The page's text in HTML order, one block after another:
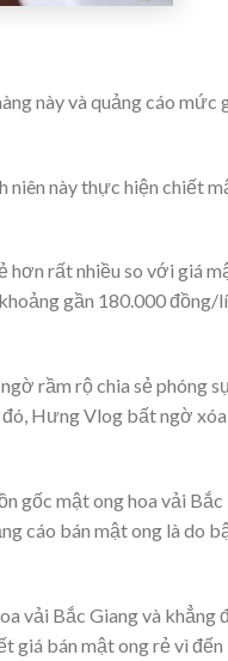
này và quảng cáo mức
niên này thực hiện chiết
hơn rất nhiều so với giá
gần 180.000 đồng/
rầm rộ chia sẻ phóng
Hưng Vlog bất ngờ xóa
gốc mật ong hoa vải Bắc
cáo bán mật ong là do
vải Bắc Giang và khẳng
giá bán mật ong rẻ vì đến